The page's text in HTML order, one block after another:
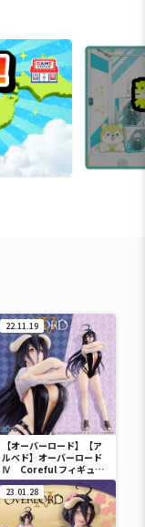
22.11.19
【オーバーロード】【ア
ルベド】オーバーロード
Ⅳ Coreful フィギュ
ア アルベド～Tシャツ
水着ver.～
23.01.28